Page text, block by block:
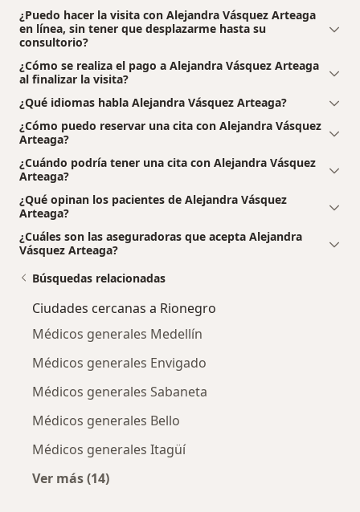
¿Puedo hacer la visita con Alejandra Vásquez Arteaga
en línea, sin tener que desplazarme hasta su
consultorio?
¿Cómo se realiza el pago a Alejandra Vásquez Arteaga
al finalizar la visita?
¿Qué idiomas habla Alejandra Vásquez Arteaga?
¿Cómo puedo reservar una cita con Alejandra Vásquez
Arteaga?
¿Cuándo podría tener una cita con Alejandra Vásquez
Arteaga?
¿Qué opinan los pacientes de Alejandra Vásquez
Arteaga?
¿Cuáles son las aseguradoras que acepta Alejandra
Vásquez Arteaga?
Búsquedas relacionadas
Ciudades cercanas a Rionegro
Médicos generales Medellín
Médicos generales Envigado
Médicos generales Sabaneta
Médicos generales Bello
Médicos generales Itagüí
Ver más (14)